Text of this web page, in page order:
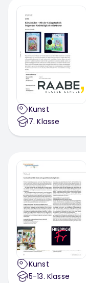
Kunst
7. Klasse
Kunst
5-13. Klasse